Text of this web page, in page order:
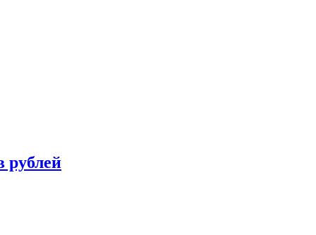
рублей